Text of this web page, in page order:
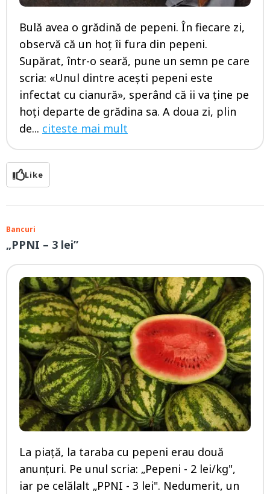
Bulă avea o grădină de pepeni. În fiecare zi,
observă că un hoț îi fura din pepeni.
Supărat, într-o seară, pune un semn pe care
scria: «Unul dintre acești pepeni este
infectat cu cianură», sperând că ii va ține pe
hoți departe de grădina sa. A doua zi, plin
de... citeste mai mult
Like
Bancuri
„PPNI – 3 lei”
La piață, la taraba cu pepeni erau două
anunțuri. Pe unul scria: „Pepeni - 2 lei/kg",
iar pe celălalt „PPNI - 3 lei". Nedumerit, un